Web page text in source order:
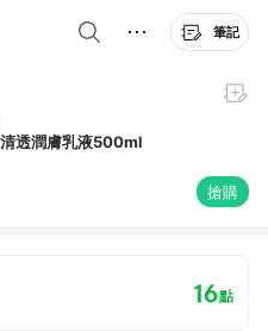
筆記
透潤膚乳液500ml
搶購
16點